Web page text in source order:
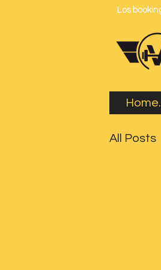
Los
Home.
All Posts